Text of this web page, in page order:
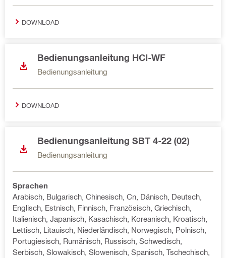
DOWNLOAD
Bedienungsanleitung HCI-WF
Bedienungsanleitung
DOWNLOAD
Bedienungsanleitung SBT 4-22 (02)
Bedienungsanleitung
Sprachen
Arabisch, Bulgarisch, Chinesisch, Cn, Dänisch, Deutsch,
Englisch, Estnisch, Finnisch, Französisch, Griechisch,
Italienisch, Japanisch, Kasachisch, Koreanisch, Kroatisch,
Lettisch, Litauisch, Niederländisch, Norwegisch, Polnisch,
Portugiesisch, Rumänisch, Russisch, Schwedisch,
Serbisch, Slowakisch, Slowenisch, Spanisch, Tschechisch,